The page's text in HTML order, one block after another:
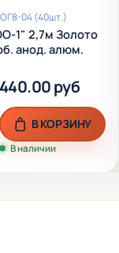
04 (40шт.)
анод. алюм.
440.00 руб
В наличии
В КОРЗИНУ